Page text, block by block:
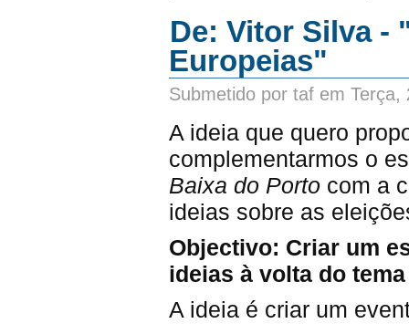
De: Vitor Silva -
Europeias"
Submetido por taf em Terça,
A ideia que quero
complementarmos o
Baixa do Porto com a
ideias sobre as
Objectivo: Criar um
ideias à volta do
A ideia é criar um